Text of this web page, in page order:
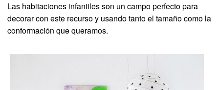
Las habitaciones infantiles son un campo perfecto para
decorar con este recurso y usando tanto el tamaño como la
conformación que queramos.